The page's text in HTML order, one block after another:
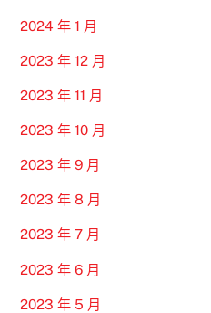
2024 年 1 月
2023 年 12 月
2023 年 11 月
2023 年 10 月
2023 年 9 月
2023 年 8 月
2023 年 7 月
2023 年 6 月
2023 年 5 月